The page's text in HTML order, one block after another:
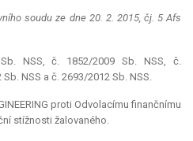
soudu ze dne 20. 2. 2015, čj. 5 Afs
NSS, č. 1852/2009 Sb. NSS, č.
NSS a č. 2693/2012 Sb. NSS.
proti Odvolacímu finančnímu
stížnosti žalovaného.